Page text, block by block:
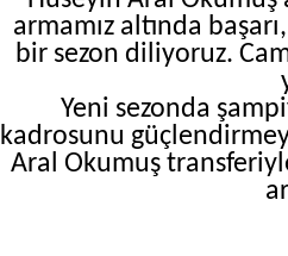
armamız altında
bir sezon diliyoruz.
Yeni sezonda
kadrosunu
Aral Okumuş